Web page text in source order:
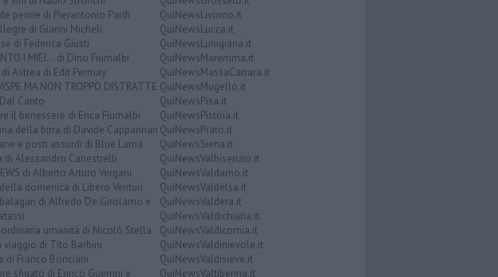
penne di Pierantonio Pardi
di Gianni Micheli
di Federica Giusti
I MIEI... di Dino Fiumalbi
Astrea di Edit Permay
MA NON TROPPO DISTRATTE
Canto
il benessere di Erica Fiumalbi
della birra di Davide Cappannari
e posti assurdi di Blue Lama
di Alessandro Canestrelli
di Alberto Arturo Vergani
domenica di Libero Venturi
di Alfredo De Girolamo e
umanità di Nicolò Stella
viaggio di Tito Barbini
di Franco Bonciani
sfigato di Enrico Guerrini e
QuiNewsLivorno.it
QuiNewsLucca.it
QuiNewsLunigiana.it
QuiNewsMaremma.it
QuiNewsMassaCarrara.it
QuiNewsMugello.it
QuiNewsPisa.it
QuiNewsPistoia.it
QuiNewsPrato.it
QuiNewsSiena.it
QuiNewsValbisenzio.it
QuiNewsValdarno.it
QuiNewsValdelsa.it
QuiNewsValdera.it
QuiNewsValdichiana.it
QuiNewsValdicornia.it
QuiNewsValdinievole.it
QuiNewsValdisieve.it
QuiNewsValtiberina.it